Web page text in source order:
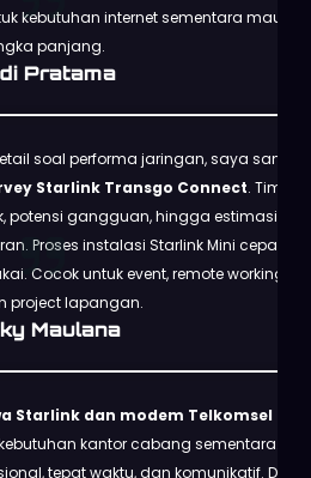
kebutuhan internet sementara maupun
panjang.
Pratama
soal performa jaringan, saya sangat
Starlink Transgo Connect. Tim
potensi gangguan, hingga estimasi
Proses instalasi Starlink Mini cepat,
Cocok untuk event, remote working,
project lapangan.
Maulana
Starlink dan modem Telkomsel dari
kantor cabang sementara.
tepat waktu, dan komunikatif. Dari